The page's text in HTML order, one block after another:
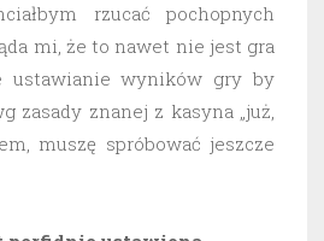
rzucać pochopnych
mi, że to nawet nie jest gra
ustawianie wyników gry by
zasady znanej z kasyna „już,
muszę spróbować jeszcze